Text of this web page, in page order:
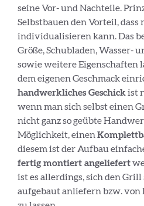
seine Vor- und Nachteile.
Selbstbauen den Vorteil, dass
individualisieren kann. Das
Größe, Schubladen, Wasser-
sowie weitere Eigenschaften
dem eigenen Geschmack
handwerkliches Geschickist
wenn man sich selbst einen
nicht ganz so geübte
Möglichkeit, einen
diesem ist der Aufbau
fertig montiert angeliefert
ist es allerdings, sich den
aufgebaut anliefern bzw.